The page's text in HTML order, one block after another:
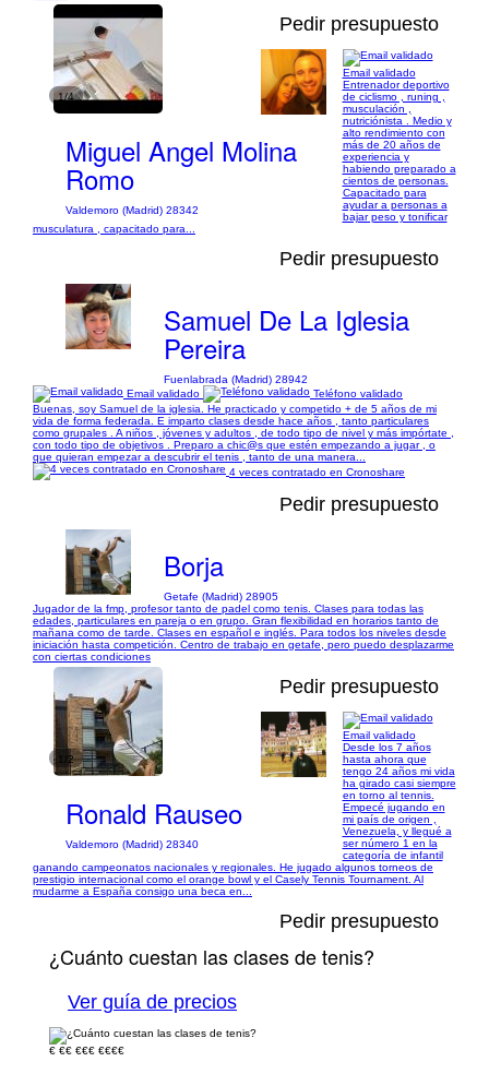
1/4
Pedir presupuesto
Miguel Angel Molina
Romo
Valdemoro (Madrid) 28342
Email validado
Entrenador deportivo
de ciclismo , runing ,
musculación ,
nutriciónista . Medio y
alto rendimiento con
más de 20 años de
experiencia y
habiendo preparado a
cientos de personas.
Capacitado para
ayudar a personas a
bajar peso y tonificar
musculatura , capacitado para...
Pedir presupuesto
Samuel De La Iglesia
Pereira
Fuenlabrada (Madrid) 28942
Email validado
Teléfono validado
Buenas, soy Samuel de la iglesia. He practicado y competido + de 5 años de mi
vida de forma federada. E imparto clases desde hace años , tanto particulares
como grupales . A niños , jóvenes y adultos , de todo tipo de nivel y más impórtate ,
con todo tipo de objetivos . Preparo a chic@s que estén empezando a jugar , o
que quieran empezar a descubrir el tenis , tanto de una manera...
4 veces contratado en Cronoshare
Pedir presupuesto
Borja
Getafe (Madrid) 28905
Jugador de la fmp, profesor tanto de padel como tenis. Clases para todas las
edades, particulares en pareja o en grupo. Gran flexibilidad en horarios tanto de
mañana como de tarde. Clases en español e inglés. Para todos los niveles desde
iniciación hasta competición. Centro de trabajo en getafe, pero puedo desplazarme
con ciertas condiciones
1/2
Pedir presupuesto
Ronald Rauseo
Valdemoro (Madrid) 28340
Email validado
Desde los 7 años
hasta ahora que
tengo 24 años mi vida
ha girado casi siempre
en torno al tennis.
Empecé jugando en
mi país de origen ,
Venezuela, y llegué a
ser número 1 en la
categoría de infantil
ganando campeonatos nacionales y regionales. He jugado algunos torneos de
prestigio internacional como el orange bowl y el Casely Tennis Tournament. Al
mudarme a España consigo una beca en...
Pedir presupuesto
¿Cuánto cuestan las clases de tenis?
Ver guía de precios
€ €€ €€€ €€€€